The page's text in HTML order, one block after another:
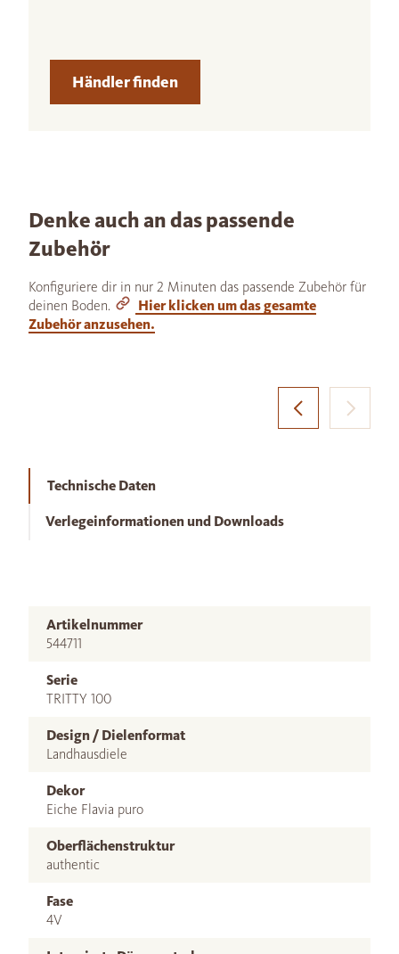
Händler finden
Denke auch an das passende
Zubehör
Konfiguriere dir in nur 2 Minuten das passende Zubehör für
deinen Boden.
Hier klicken um das gesamte
Zubehör anzusehen.
Technische Daten
Verlegeinformationen und Downloads
Artikelnummer
544711
Serie
TRITTY 100
Design / Dielenformat
Landhausdiele
Dekor
Eiche Flavia puro
Oberflächenstruktur
authentic
Fase
4V